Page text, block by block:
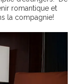
romantique et
la compagnie!